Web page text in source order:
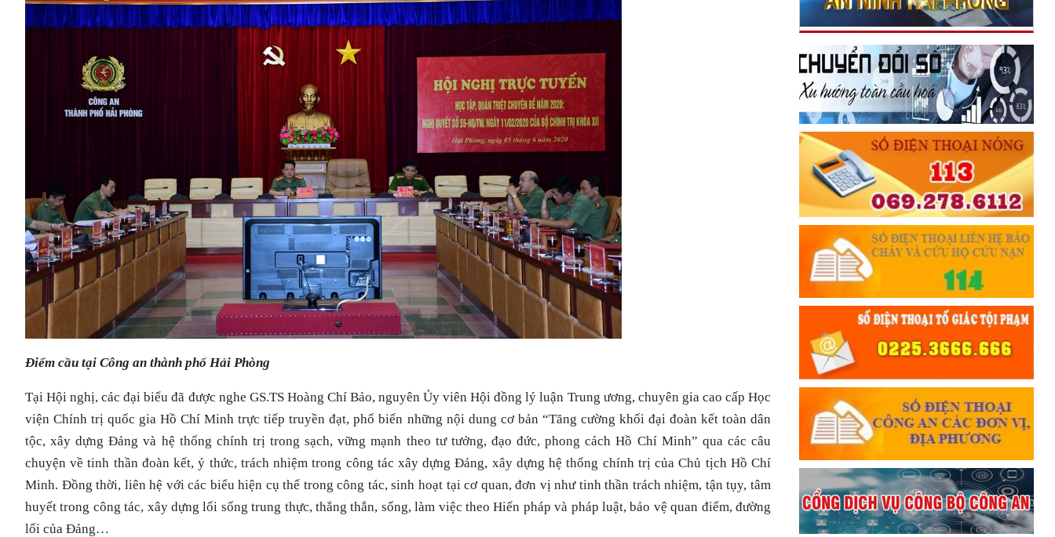
Điểm cầu tại Công an thành phố Hải Phòng
Tại Hội nghị, các đại biểu đã được nghe GS.TS Hoàng Chí Bảo, nguyên Ủy viên Hội đồng lý luận Trung ương, chuyên gia cao cấp Học
viện Chính trị quốc gia Hồ Chí Minh trực tiếp truyền đạt, phổ biến những nội dung cơ bản “Tăng cường khối đại đoàn kết toàn dân
tộc, xây dựng Đảng và hệ thống chính trị trong sạch, vững mạnh theo tư tưởng, đạo đức, phong cách Hồ Chí Minh” qua các câu
chuyện về tinh thần đoàn kết, ý thức, trách nhiệm trong công tác xây dựng Đảng, xây dựng hệ thống chính trị của Chủ tịch Hồ Chí
Minh. Đồng thời, liên hệ với các biểu hiện cụ thể trong công tác, sinh hoạt tại cơ quan, đơn vị như tinh thần trách nhiệm, tận tụy, tâm
huyết trong công tác, xây dựng lối sống trung thực, thẳng thắn, sống, làm việc theo Hiến pháp và pháp luật, bảo vệ quan điểm, đường
lối của Đảng…